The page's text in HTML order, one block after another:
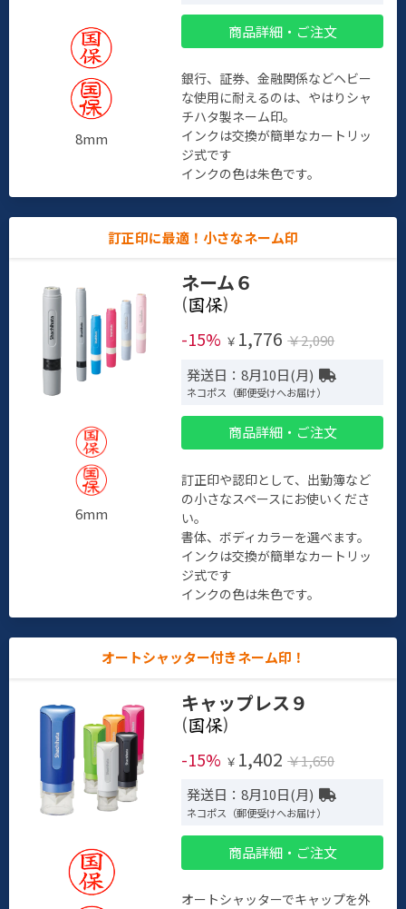
8mm
商品詳細・ご注文
銀行、証券、金融関係などヘビー
な使用に耐えるのは、やはりシャ
チハタ製ネーム印。
インクは交換が簡単なカートリッ
ジ式です
インクの色は朱色です。
訂正印に最適！小さなネーム印
6mm
ネーム６
(
)
-15% ￥ 1,776 ￥2,090
発送日：8月10日(月)
ネコポス（郵便受けへお届け）
商品詳細・ご注文
訂正印や認印として、出勤簿など
の小さなスペースにお使いくださ
い。
書体、ボディカラーを選べます。
インクは交換が簡単なカートリッ
ジ式です
インクの色は朱色です。
オートシャッター付きネーム印！
キャップレス９
(
)
-15% ￥ 1,402 ￥1,650
発送日：8月10日(月)
ネコポス（郵便受けへお届け）
商品詳細・ご注文
オートシャッターでキャップを外